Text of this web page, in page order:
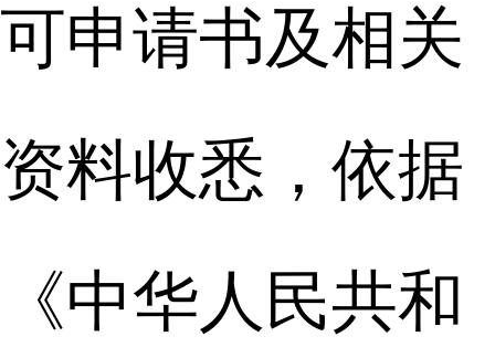
可申请书及相关
资料收悉，依据
《中华人民共和